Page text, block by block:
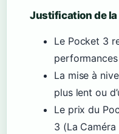
Justification de la
Le Pocket 3
La mise à
plus lent ou
Le prix du
3 (La Caméra